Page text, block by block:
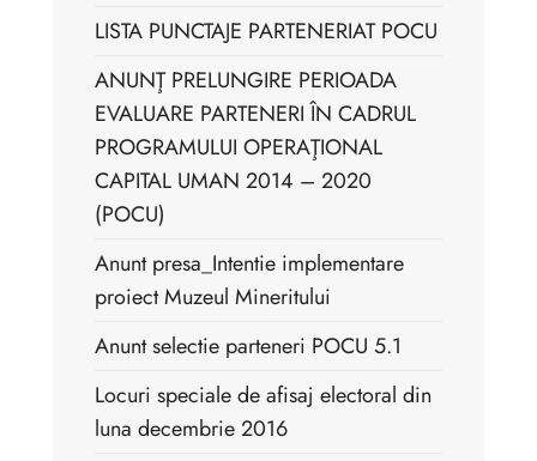
LISTA PUNCTAJE PARTENERIAT POCU
ANUNŢ PRELUNGIRE PERIOADA
EVALUARE PARTENERI ÎN CADRUL
PROGRAMULUI OPERAŢIONAL
CAPITAL UMAN 2014 – 2020
(POCU)
Anunt presa_Intentie implementare
proiect Muzeul Mineritului
Anunt selectie parteneri POCU 5.1
Locuri speciale de afisaj electoral din
luna decembrie 2016